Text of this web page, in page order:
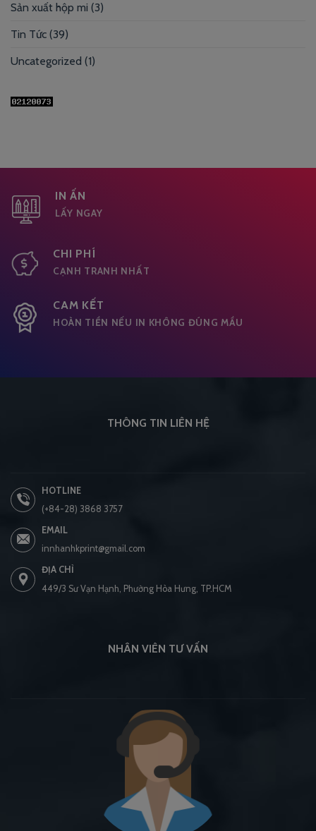
Sản xuất hộp mi (3)
Tin Tức (39)
Uncategorized (1)
IN ẤN
LẤY NGAY
CHI PHÍ
CẠNH TRANH NHẤT
CAM KẾT
HOÀN TIỀN NẾU IN KHÔNG ĐÚNG MẦU
THÔNG TIN LIÊN HỆ
HOTLINE
(+84-28) 3868 3757
EMAIL
innhanhkprint@gmail.com
ĐỊA CHỈ
449/3 Sư Vạn Hạnh, Phường Hòa Hưng, TP.HCM
NHÂN VIÊN TƯ VẤN